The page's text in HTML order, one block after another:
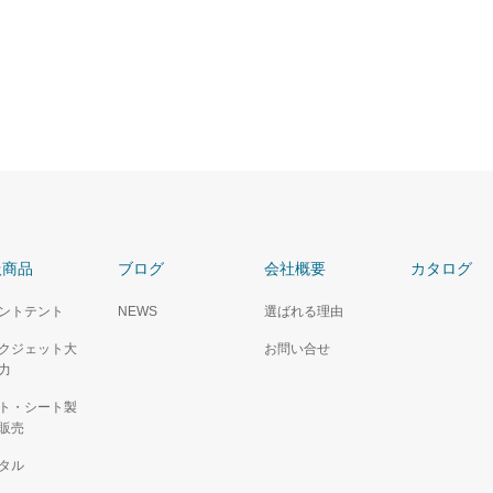
品
トテント
ジェット大
・シート製
売
ル
ブログ
NEWS
会社概要
選ばれる理由
お問い合せ
カタログ